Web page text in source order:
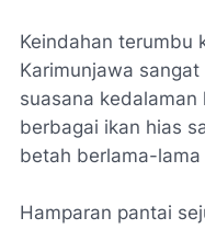
Keindahan terumbu
Karimunjawa
suasana
berbagai ikan hias
betah berlama-
Hamparan pantai